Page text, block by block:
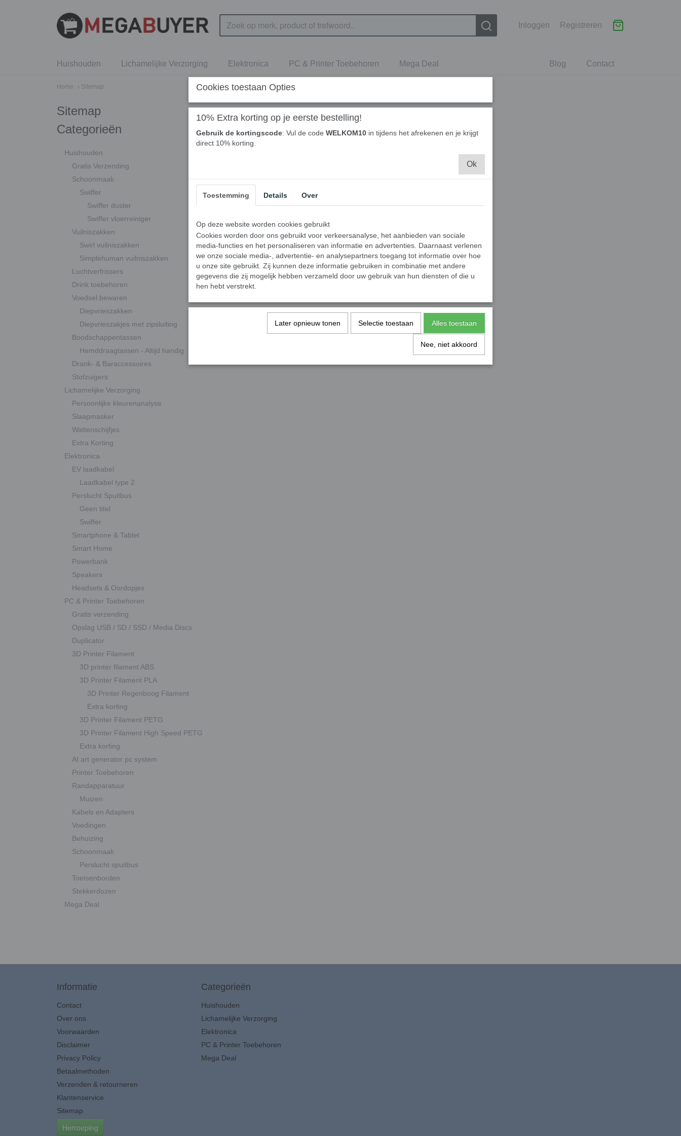
Inloggen Registreren
Contact
Blog
Huishouden Lichamelijke Verzorging Elektronica PC & Printer Toebehoren Mega Deal
Home › Sitemap
Sitemap
Categorieën
Huishouden
Gratis Verzending
Schoonmaak
Swiffer
Swiffer duster
Swiffer vloerreiniger
Vuilniszakken
Swirl vuilniszakken
Simplehuman vuilniszakken
Luchtverfrissers
Drink toebehoren
Voedsel bewaren
Diepvrieszakken
Diepvrieszakjes met zipsluiting
Boodschappentassen
Hemddraagtassen - Altijd handig
Drank- & Baraccessoires
Stofzuigers
Lichamelijke Verzorging
Persoonlijke kleurenanalyse
Slaapmasker
Wattenschijfjes
Extra Korting
Elektronica
EV laadkabel
Laadkabel type 2
Perslucht Spuitbus
Geen titel
Swiffer
Smartphone & Tablet
Smart Home
Powerbank
Speakers
Headsets & Oordopjes
PC & Printer Toebehoren
Gratis verzending
Opslag USB / SD / SSD / Media Discs
Duplicator
3D Printer Filament
3D printer filament ABS
3D Printer Filament PLA
3D Printer Regenboog Filament
Extra korting
3D Printer Filament PETG
3D Printer Filament High Speed PETG
Extra korting
AI art generator pc system
Printer Toebehoren
Randapparatuur
Muizen
Kabels en Adapters
Voedingen
Behuizing
Schoonmaak
Perslucht spuitbus
Toetsenborden
Stekkerdozen
Mega Deal
Informatie
Contact
Over ons
Voorwaarden
Disclaimer
Privacy Policy
Betaalmethoden
Verzenden & retourneren
Klantenservice
Sitemap
Herroeping
Categorieën
Huishouden
Lichamelijke Verzorging
Elektronica
PC & Printer Toebehoren
Mega Deal
Cookies toestaan Opties
10% Extra korting op je eerste bestelling!
Gebruik de kortingscode: Vul de code WELKOM10 in tijdens het afrekenen en je krijgt
direct 10% korting.
Ok
Toestemming Details Over
Op deze website worden cookies gebruikt
Cookies worden door ons gebruikt voor verkeersanalyse, het aanbieden van sociale
media-functies en het personaliseren van informatie en advertenties. Daarnaast verlenen
we onze sociale media-, advertentie- en analysepartners toegang tot informatie over hoe
u onze site gebruikt. Zij kunnen deze informatie gebruiken in combinatie met andere
gegevens die zij mogelijk hebben verzameld door uw gebruik van hun diensten of die u
hen hebt verstrekt.
Later opnieuw tonen Selectie toestaan Alles toestaan
Nee, niet akkoord